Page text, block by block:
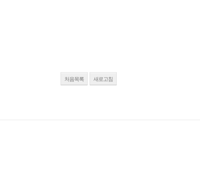
처음목록 새로고침